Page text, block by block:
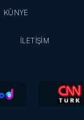
KÜNYE
İLETİŞİM